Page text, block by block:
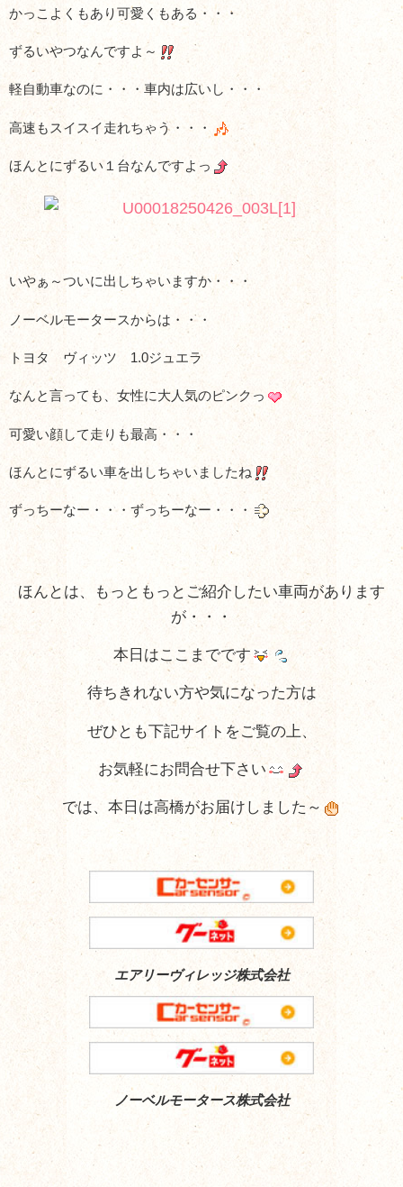
かっこよくもあり可愛くもある・・・
ずるいやつなんですよ～
軽自動車なのに・・・車内は広いし・・・
高速もスイスイ走れちゃう・・・
ほんとにずるい１台なんですよっ
いやぁ～ついに出しちゃいますか・・・
ノーベルモータースからは・・・
トヨタ ヴィッツ 1.0ジュエラ
なんと言っても、女性に大人気のピンクっ
可愛い顔して走りも最高・・・
ほんとにずるい車を出しちゃいましたね
ずっちーなー・・・ずっちーなー・・・
ほんとは、もっともっとご紹介したい車両があります
が・・・
本日はここまでです
待ちきれない方や気になった方は
ぜひとも下記サイトをご覧の上、
お気軽にお問合せ下さい
では、本日は高橋がお届けしました～
エアリーヴィレッジ株式会社
ノーベルモータース株式会社